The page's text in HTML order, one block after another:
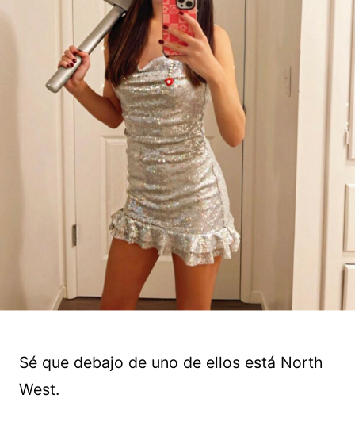
Sé que debajo de uno de ellos está North
West.